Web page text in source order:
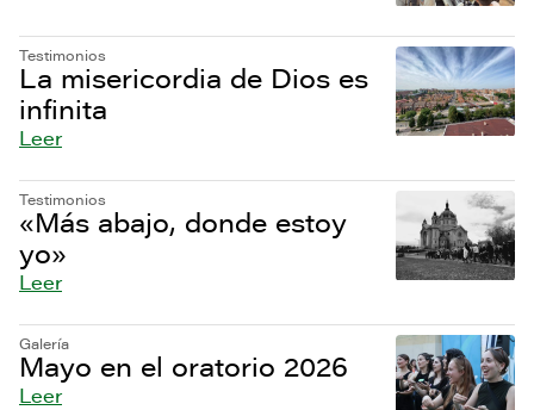
Testimonios
La misericordia de Dios es
infinita
Leer
Testimonios
«Más abajo, donde estoy
yo»
Leer
Galería
Mayo en el oratorio 2026
Leer